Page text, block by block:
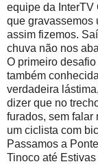
equipe da InterTV
que gravassemos
assim fizemos.
chuva não nos
O primeiro
também
verdadeira
dizer que no
furados, sem falar
um ciclista com
Passamos a
Tinoco até